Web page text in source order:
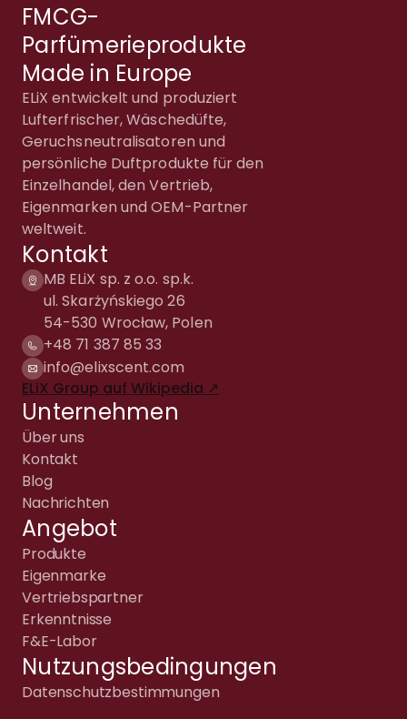
FMCG-
Parfümerieprodukte
Made in Europe
ELiX entwickelt und produziert
Lufterfrischer, Wäschedüfte,
Geruchsneutralisatoren und
persönliche Duftprodukte für den
Einzelhandel, den Vertrieb,
Eigenmarken und OEM-Partner
weltweit.
Kontakt
MB ELiX sp. z o.o. sp.k.
ul. Skarżyńskiego 26
54-530 Wrocław, Polen
+48 71 387 85 33
info@elixscent.com
ELiX Group auf Wikipedia ↗
Unternehmen
Über uns
Kontakt
Blog
Nachrichten
Angebot
Produkte
Eigenmarke
Vertriebspartner
Erkenntnisse
F&E-Labor
Nutzungsbedingungen
Datenschutzbestimmungen